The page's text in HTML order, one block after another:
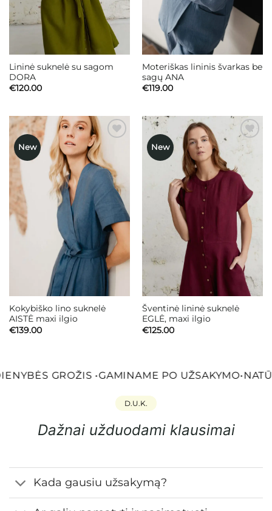
Lininė suknelė su sagom
DORA
€120.00
Moteriškas lininis švarkas be
sagų ANA
€119.00
New
Mėgstamiausias
Kokybiško lino suknelė
AISTĖ maxi ilgio
€139.00
New
Mėgstamiausias
Šventinė lininė suknelė
EGLĖ, maxi ilgio
€125.00
GROŽIS• GAMINAME PO UŽSAKYMO•
D.U.K.
Dažnai užduodami klausimai
Kada gausiu užsakymą?